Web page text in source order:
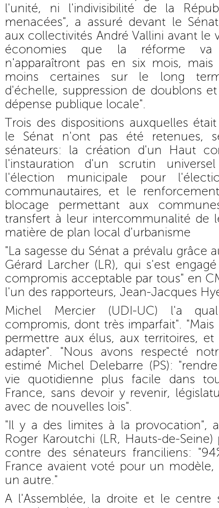
l'unité, ni l'indivisibilité de la
menacées", a assuré devant le
aux collectivités André Vallini avant le
économies que la réforme va
n'apparaîtront pas en six mois,
moins certaines sur le long
d'échelle, suppression de doublons
dépense publique locale".
Trois des dispositions auxquelles
le Sénat n'ont pas été retenues,
sénateurs: la création d'un Haut
l'instauration d'un scrutin
l'élection municipale pour
communautaires, et le
blocage permettant aux
transfert à leur intercommunalité de
matière de plan local d'urbanisme
"La sagesse du Sénat a prévalu grâce
Gérard Larcher (LR), qui s'est
compromis acceptable par tous" en
l'un des rapporteurs, Jean-Jacques
Michel Mercier (UDI-UC) l'a
compromis, dont très imparfait".
permettre aux élus, aux territoires,
adapter". "Nous avons respecté
estimé Michel Delebarre (PS):
vie quotidienne plus facile dans
France, sans devoir y revenir,
avec de nouvelles lois".
"Il y a des limites à la provocation",
Roger Karoutchi (LR, Hauts-de-
contre des sénateurs franciliens:
France avaient voté pour un
un autre."
A l'Assemblée, la droite et le centre